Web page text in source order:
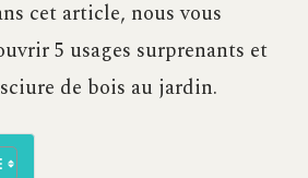
cet article, nous vous
5 usages surprenants et
de bois au jardin.